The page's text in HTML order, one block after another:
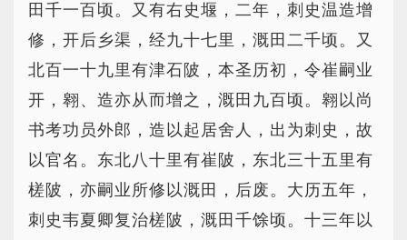
田千一百顷。又有右史堰，二年，刺史温造增
修，开后乡渠，经九十七里，溉田二千顷。又
北百一十九里有津石陂，本圣历初，令崔嗣业
开，翱、造亦从而增之，溉田九百顷。翱以尚
书考功员外郎，造以起居舍人，出为刺史，故
以官名。东北八十里有崔陂，东北三十五里有
槎陂，亦嗣业所修以溉田，后废。大历五年，
刺史韦夏卿复治槎陂，溉田千馀顷。十三年以